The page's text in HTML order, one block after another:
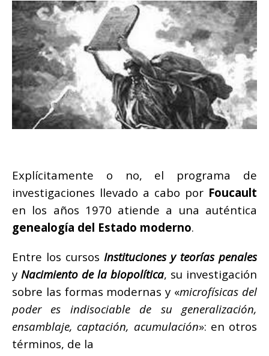
Explícitamente o no, el programa de
investigaciones llevado a cabo por Foucault
en los años 1970 atiende a una auténtica
genealogía del Estado moderno.
Entre los cursos Instituciones y teorías penales
y Nacimiento de la biopolítica, su investigación
sobre las formas modernas y «microfísicas del
poder es indisociable de su generalización,
ensamblaje, captación, acumulación»: en otros
términos, de la